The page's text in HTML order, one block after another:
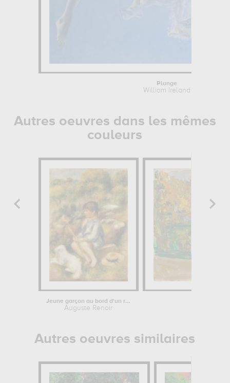
Plunge
William Ireland
Autres oeuvres dans les mêmes
couleurs
Jeune garçon au bord d'un ruisseau
Auguste Renoir
Autres oeuvres similaires